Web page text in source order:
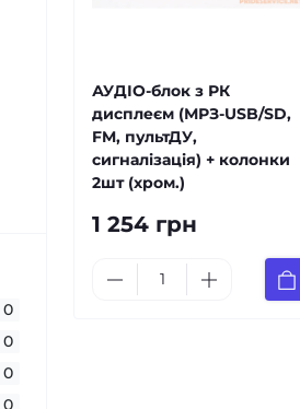
0
0
0
0
АУДІО-блок з РК
дисплеєм (МРЗ-USB/SD,
FM, пультДУ,
сигналізація) + колонки
2шт (хром.)
1 254 грн